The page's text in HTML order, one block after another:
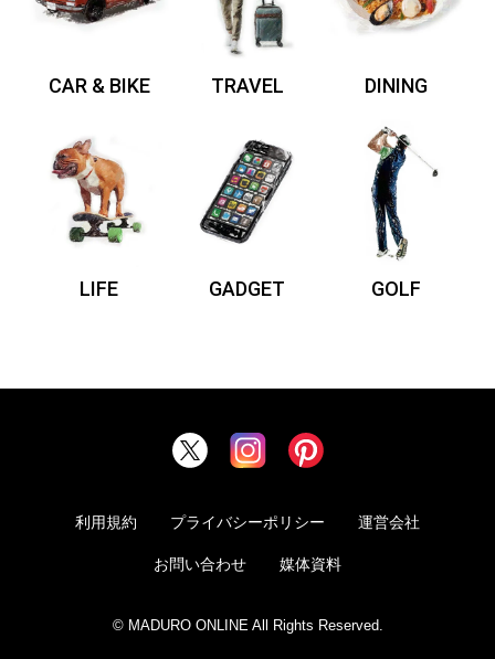
CAR & BIKE TRAVEL DINING
LIFE GADGET GOLF
利用規約 プライバシーポリシー 運営会社
お問い合わせ 媒体資料
© MADURO ONLINE All Rights Reserved.